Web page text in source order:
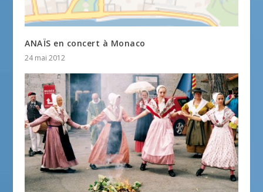
ANAÏS en concert à Monaco
24 mai 2012